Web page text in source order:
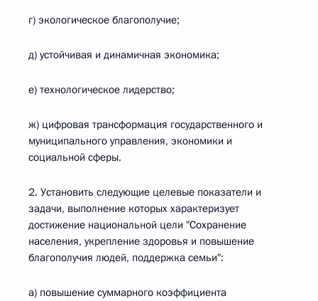
г) экологическое благополучие;
д) устойчивая и динамичная экономика;
е) технологическое лидерство;
ж) цифровая трансформация государственного и
муниципального управления, экономики и
социальной сферы.
2. Установить следующие целевые показатели и
задачи, выполнение которых характеризует
достижение национальной цели "Сохранение
населения, укрепление здоровья и повышение
благополучия людей, поддержка семьи":
а) повышение суммарного коэффициента